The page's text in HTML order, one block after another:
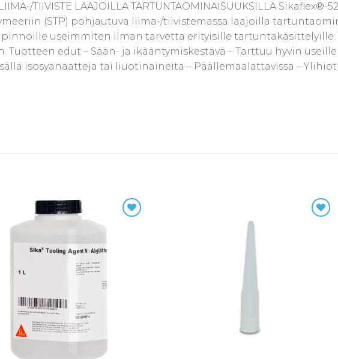
TIIVISTE LAAJOILLA TARTUNTAOMINAISUUKSILLA Sikaflex®-
(STP) pohjautuva liima-/tiivistemassa laajoilla
useimmiten ilman tarvetta erityisille
Tuotteen edut – Sään- ja ikääntymiskestävä – Tarttuu hyvin
isosyanaatteja tai liuotinaineita – Päällemaalattavissa –